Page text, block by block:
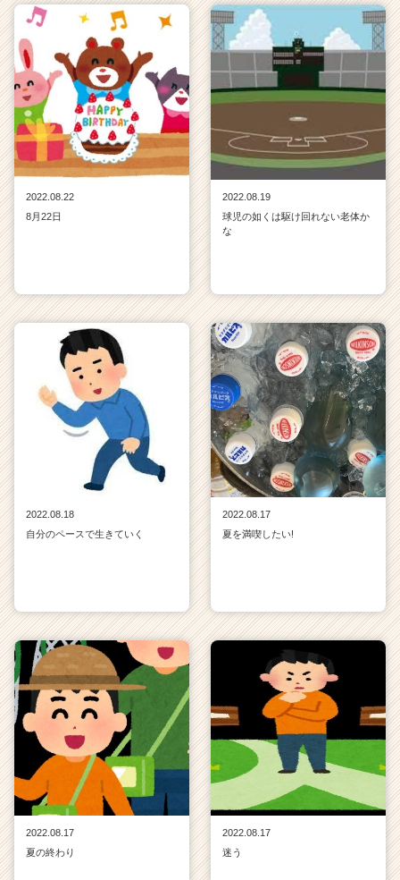
2022.08.22
8月22日
2022.08.19
球児の如くは駆け回れない老体か
な
2022.08.18
自分のペースで生きていく
2022.08.17
夏を満喫したい!
2022.08.17
夏の終わり
2022.08.17
迷う